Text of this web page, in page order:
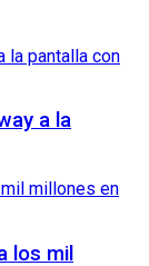
a la
los mil